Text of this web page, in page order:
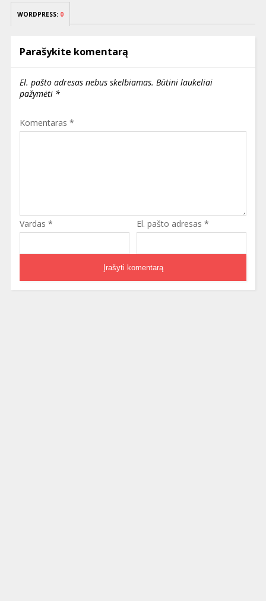
WORDPRESS: 0
Parašykite komentarą
El. pašto adresas nebus skelbiamas. Būtini laukeliai
pažymėti *
Komentaras *
Vardas * El. pašto adresas *